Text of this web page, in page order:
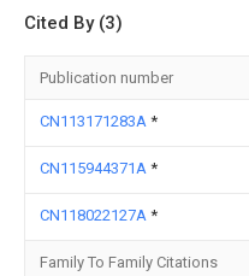
Cited By (3)
Publication number
CN113171283A *
CN115944371A *
CN118022127A *
Family To Family Citations